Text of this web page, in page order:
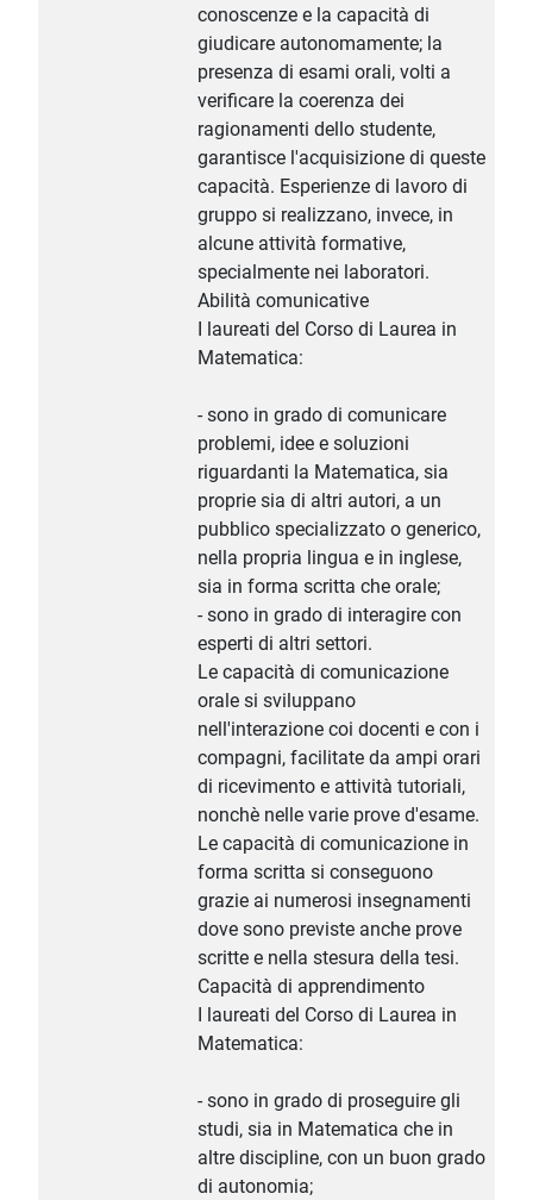
conoscenze e la capacità di
giudicare autonomamente; la
presenza di esami orali, volti a
verificare la coerenza dei
ragionamenti dello studente,
garantisce l'acquisizione di queste
capacità. Esperienze di lavoro di
gruppo si realizzano, invece, in
alcune attività formative,
specialmente nei laboratori.
Abilità comunicative
I laureati del Corso di Laurea in
Matematica:
- sono in grado di comunicare
problemi, idee e soluzioni
riguardanti la Matematica, sia
proprie sia di altri autori, a un
pubblico specializzato o generico,
nella propria lingua e in inglese,
sia in forma scritta che orale;
- sono in grado di interagire con
esperti di altri settori.
Le capacità di comunicazione
orale si sviluppano
nell'interazione coi docenti e con i
compagni, facilitate da ampi orari
di ricevimento e attività tutoriali,
nonchè nelle varie prove d'esame.
Le capacità di comunicazione in
forma scritta si conseguono
grazie ai numerosi insegnamenti
dove sono previste anche prove
scritte e nella stesura della tesi.
Capacità di apprendimento
I laureati del Corso di Laurea in
Matematica:
- sono in grado di proseguire gli
studi, sia in Matematica che in
altre discipline, con un buon grado
di autonomia;